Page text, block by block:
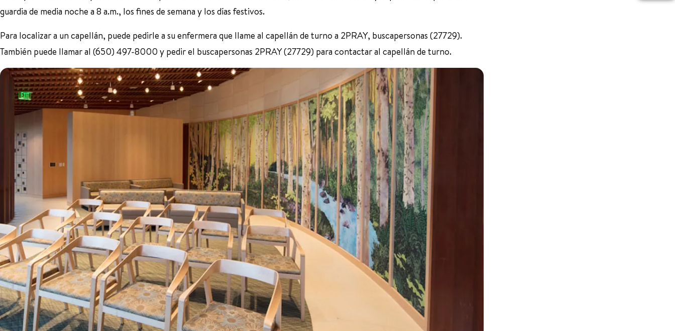
guardia de media noche a 8 a.m., los fines de semana y los días festivos.
Para localizar a un capellán, puede pedirle a su enfermera que llame al capellán de turno a 2PRAY, buscapersonas (27729).
También puede llamar al (650) 497-8000 y pedir el buscapersonas 2PRAY (27729) para contactar al capellán de turno.